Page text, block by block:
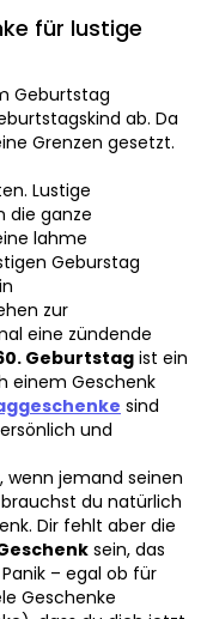
für lustige
Geburtstag
ab. Da
Grenzen gesetzt.
Lustige
die ganze
lahme
Geburstag
zur
eine zündende
Geburtstag ist ein
einem Geschenk
sind
und
wenn jemand seinen
du natürlich
Dir fehlt aber die
sein, das
– egal ob für
Geschenke